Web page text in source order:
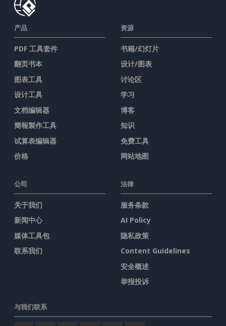
产品
PDF 工具套件
翻页书本
图表工具
设计工具
文档编辑器
簡報製作工具
试算表编辑器
价格
资源
书籍/幻灯片
设计/图表
讨论区
学习
博客
知识
免费工具
网站地图
公司
关于我们
新闻中心
媒体工具包
联系我们
法律
服务条款
AI Policy
隐私政策
Content Guidelines
安全概述
举报投诉
与我们联系